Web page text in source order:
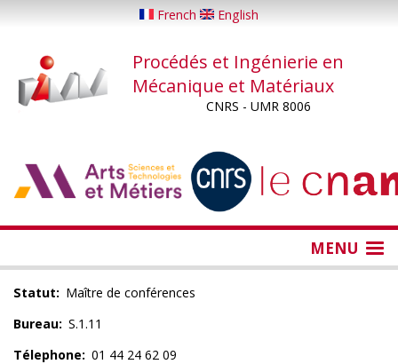
principal
French English
Procédés et Ingénierie en
Mécanique et Matériaux
CNRS - UMR 8006
MENU
Statut
Maître de conférences
Bureau S.1.11
Télephone
01 44 24 62 09